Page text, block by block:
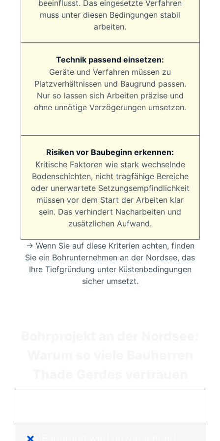
beeinflusst. Das eingesetzte Verfahren
muss unter diesen Bedingungen stabil
arbeiten.
Technik passend einsetzen:
Geräte und Verfahren müssen zu
Platzverhältnissen und Baugrund passen.
Nur so lassen sich Arbeiten präzise und
ohne unnötige Verzögerungen umsetzen.
Risiken vor Baubeginn erkennen:
Kritische Faktoren wie stark wechselnde
Bodenschichten, nicht tragfähige Bereiche
oder unerwartete Setzungsempfindlichkeit
müssen vor dem Start der Arbeiten klar
sein. Das verhindert Nacharbeiten und
zusätzlichen Aufwand.
→ Wenn Sie auf diese Kriterien achten, finden
Sie ein Bohrunternehmen an der Nordsee, das
Ihre Tiefgründung unter Küstenbedingungen
sicher umsetzt.